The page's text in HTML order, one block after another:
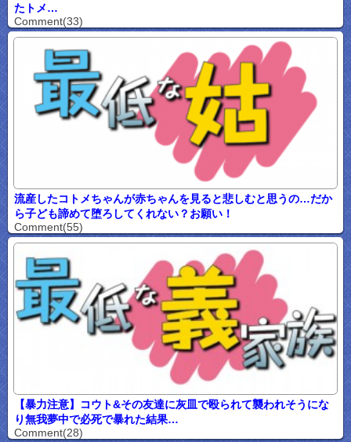
たトメ…
Comment(33)
流産したコトメちゃんが赤ちゃんを見ると悲しむと思うの…だか
ら子ども諦めて堕ろしてくれない？お願い！
Comment(55)
【暴力注意】コウト&その友達に灰皿で殴られて襲われそうにな
り無我夢中で必死で暴れた結果…
Comment(28)